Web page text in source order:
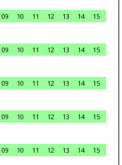
09 10 11 12 13 14
15
09 10 11 12 13 14
15
09 10 11 12 13 14
15
09 10 11 12 13 14
15
09 10 11 12 13 14
15